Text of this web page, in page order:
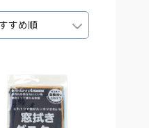
すめ順